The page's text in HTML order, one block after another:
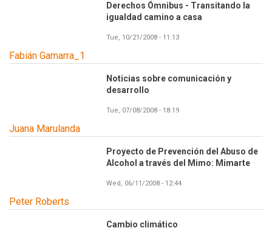
Derechos Ómnibus - Transitando la
igualdad camino a casa
Tue, 10/21/2008 - 11:13
Fabián Gamarra_1
Noticias sobre comunicación y
desarrollo
Tue, 07/08/2008 - 18:19
Juana Marulanda
Proyecto de Prevención del Abuso de
Alcohol a través del Mimo: Mimarte
Wed, 06/11/2008 - 12:44
Peter Roberts
Cambio climático